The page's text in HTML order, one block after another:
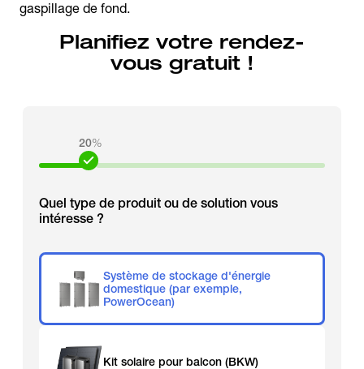
gaspillage de fond.
Planifiez votre rendez-
vous gratuit !
20%
Quel type de produit ou de solution vous
intéresse ?
Système de stockage d'énergie
domestique (par exemple,
PowerOcean)
Kit solaire pour balcon (BKW)